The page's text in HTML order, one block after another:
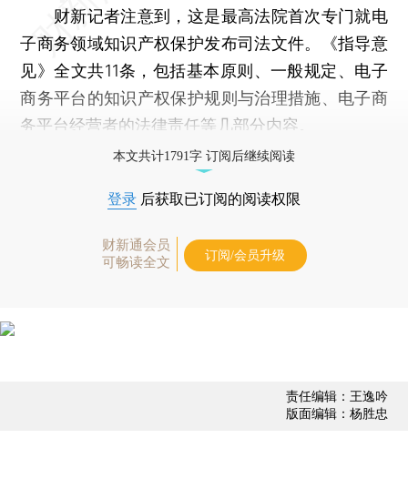
财新记者注意到，这是最高法院首次专门就电
子商务领域知识产权保护发布司法文件。《指导意
见》全文共11条，包括基本原则、一般规定、电子
商务平台的知识产权保护规则与治理措施、电子商
务平台经营者的法律责任等几部分内容。
本文共计1791字 订阅后继续阅读
登录 后获取已订阅的阅读权限
财新通会员
可畅读全文
订阅/会员升级
责任编辑：王逸吟
版面编辑：杨胜忠